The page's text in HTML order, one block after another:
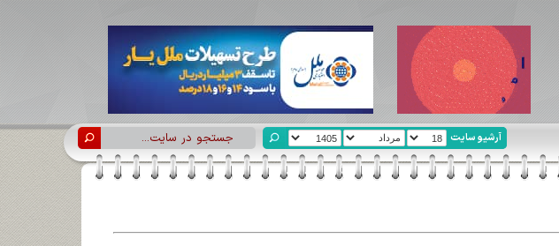
آرشیو سایت